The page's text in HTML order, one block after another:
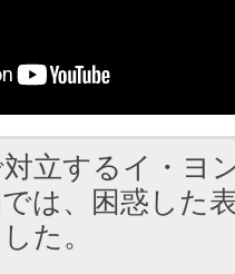
立するイ・ヨ
は、困惑した
た。